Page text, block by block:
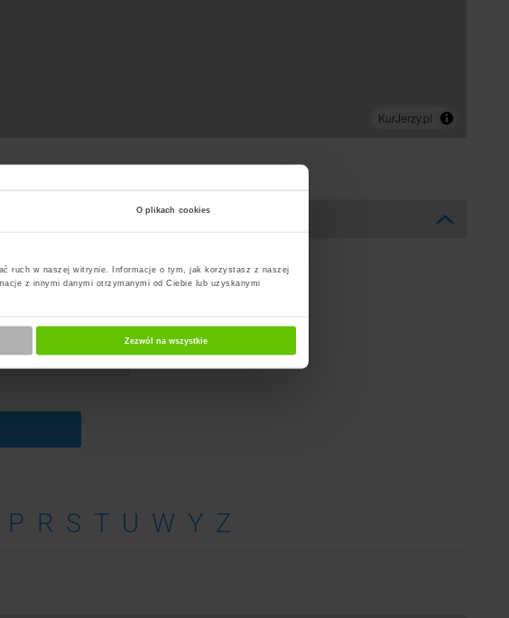
O plikach cookies
ruch w naszej witrynie. Informacje o tym, jak korzystasz z naszej
z innymi danymi otrzymanymi od Ciebie lub uzyskanymi
Zezwól na wszystkie
P R S T U W Y Z